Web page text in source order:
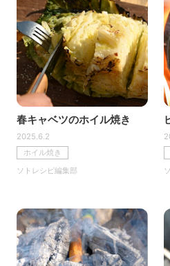
春キャベツのホイル焼き
2025.6.2
ホイル焼き
ソトレシピ編集部